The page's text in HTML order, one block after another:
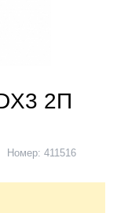
2П
Номер: 411516